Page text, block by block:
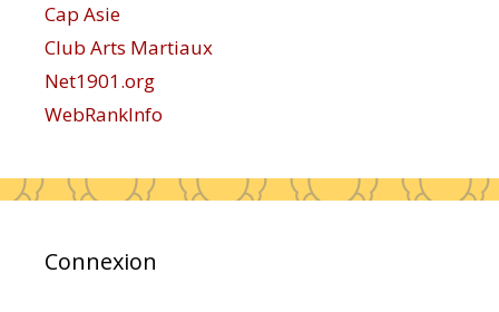
Cap Asie
Club Arts Martiaux
Net1901.org
WebRankInfo
Connexion